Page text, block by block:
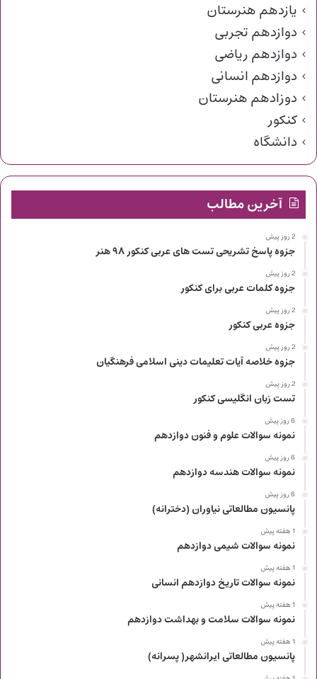
یازدهم هنرستان
دوازدهم تجربی
دوازدهم ریاضی
دوازدهم انسانی
دوزادهم هنرستان
کنکور
دانشگاه
آخرین مطالب
2 روز پیش
جزوه پاسخ تشریحی تست های عربی کنکور ۹۸ هنر
2 روز پیش
جزوه کلمات عربی برای کنکور
2 روز پیش
جزوه عربی کنکور
2 روز پیش
جزوه خلاصه آیات تعلیمات دینی اسلامی فرهنگیان
2 روز پیش
تست زبان انگلیسی کنکور
6 روز پیش
نمونه سوالات علوم و فنون دوازدهم
6 روز پیش
نمونه سوالات هندسه دوازدهم
6 روز پیش
پانسیون مطالعاتی نیاوران (دخترانه)
1 هفته پیش
نمونه سوالات شیمی دوازدهم
1 هفته پیش
نمونه سوالات تاریخ دوازدهم انسانی
1 هفته پیش
نمونه سوالات سلامت و بهداشت دوازدهم
1 هفته پیش
پانسیون مطالعاتی ایرانشهر( پسرانه)